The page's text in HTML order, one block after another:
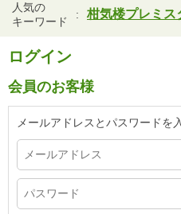
人気の
キーワード
柑気楼プレミス
ログイン
会員のお客様
メールアドレスとパスワードを